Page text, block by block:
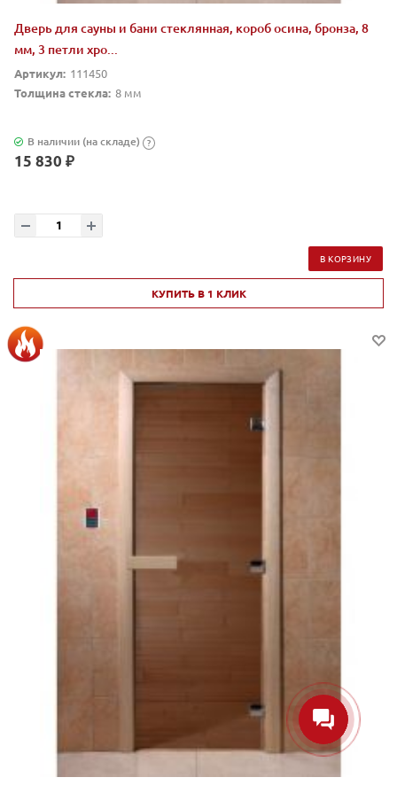
Дверь для сауны и бани стеклянная, короб осина, бронза, 8
мм, 3 петли хро...
Артикул: 111450
Толщина стекла: 8 мм
В наличии (на складе) ?
15 830 ₽
В КОРЗИНУ
КУПИТЬ В 1 КЛИК